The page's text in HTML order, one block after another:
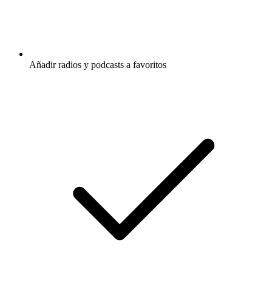
Añadir radios y podcasts a favoritos